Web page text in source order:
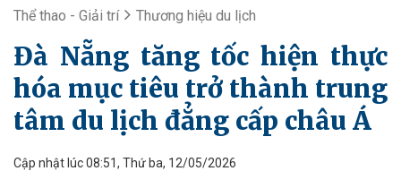
Thể thao - Giải trí Thương hiệu du lịch
Đà Nẵng tăng tốc hiện thực
hóa mục tiêu trở thành trung
tâm du lịch đẳng cấp châu Á
Cập nhật lúc 08:51, Thứ ba, 12/05/2026